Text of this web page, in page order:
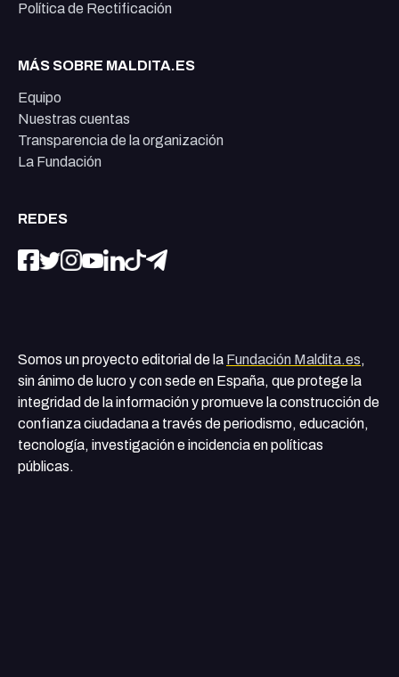
Política de Rectificación
MÁS SOBRE MALDITA.ES
Equipo
Nuestras cuentas
Transparencia de la organización
La Fundación
REDES
Somos un proyecto editorial de la Fundación Maldita.es,
sin ánimo de lucro y con sede en España, que protege la
integridad de la información y promueve la construcción de
confianza ciudadana a través de periodismo, educación,
tecnología, investigación e incidencia en políticas
públicas.